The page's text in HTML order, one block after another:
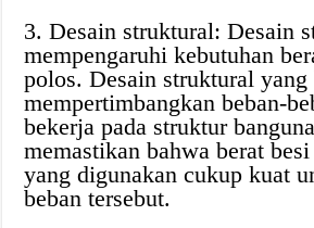
3. Desain struktural: Desain
mempengaruhi kebutuhan
polos. Desain struktural yang
mempertimbangkan beban-
bekerja pada struktur
memastikan bahwa berat
yang digunakan cukup kuat
beban tersebut.